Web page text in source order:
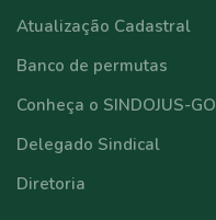
Atualização Cadastral
Banco de permutas
Conheça o SINDOJUS-GO
Delegado Sindical
Diretoria